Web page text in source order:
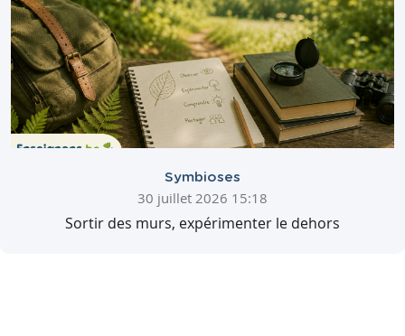
Symbioses
30 juillet 2026 15:18
Sortir des murs, expérimenter le dehors